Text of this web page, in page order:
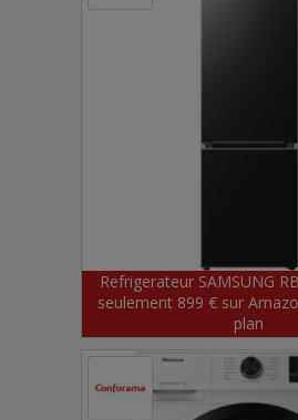
Refrigerateur SAMSUNG
seulement 899 € sur
plan